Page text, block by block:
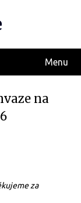
Menu
na
za